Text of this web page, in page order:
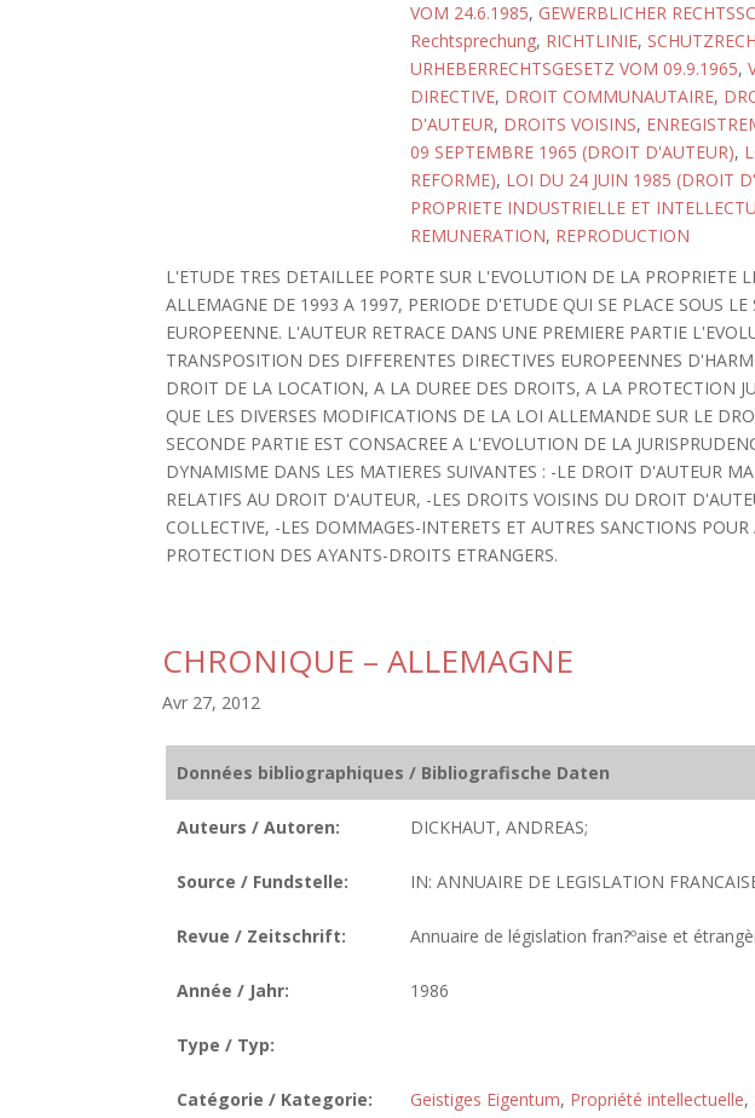
VOM 24.6.1985, GEWERBLICHER
Rechtsprechung, RICHTLINIE,
URHEBERRECHTSGESETZ VOM 09.9.1965,
DIRECTIVE, DROIT COMMUNAUTAIRE,
D'AUTEUR, DROITS VOISINS,
09 SEPTEMBRE 1965 (DROIT D'AUTEUR),
REFORME), LOI DU 24 JUIN 1985 (DROIT
PROPRIETE INDUSTRIELLE ET
REMUNERATION, REPRODUCTION
L'ETUDE TRES DETAILLEE PORTE SUR L'EVOLUTION DE LA PROPRIETE
ALLEMAGNE DE 1993 A 1997, PERIODE D'ETUDE QUI SE PLACE SOUS
EUROPEENNE. L'AUTEUR RETRACE DANS UNE PREMIERE PARTIE
TRANSPOSITION DES DIFFERENTES DIRECTIVES EUROPEENNES
DROIT DE LA LOCATION, A LA DUREE DES DROITS, A LA PROTECTION
QUE LES DIVERSES MODIFICATIONS DE LA LOI ALLEMANDE SUR LE
SECONDE PARTIE EST CONSACREE A L'EVOLUTION DE LA
DYNAMISME DANS LES MATIERES SUIVANTES : -LE DROIT D'AUTEUR
RELATIFS AU DROIT D'AUTEUR, -LES DROITS VOISINS DU DROIT
COLLECTIVE, -LES DOMMAGES-INTERETS ET AUTRES SANCTIONS
PROTECTION DES AYANTS-DROITS ETRANGERS.
CHRONIQUE – ALLEMAGNE
Avr 27, 2012
Données bibliographiques / Bibliografische Daten
Auteurs / Autoren: DICKHAUT, ANDREAS;
Source / Fundstelle: IN: ANNUAIRE DE LEGISLATION
Revue / Zeitschrift: Annuaire de législation fran?ºaise et
Année / Jahr: 1986
Type / Typ:
Catégorie / Kategorie: Geistiges Eigentum, Propriété intellectuelle,